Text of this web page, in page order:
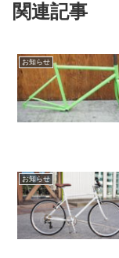
関連記事
お知らせ
お知らせ